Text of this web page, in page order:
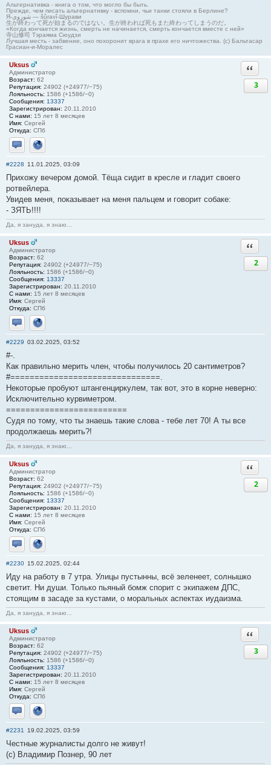
Альтернативка - книга о том, что могло бы быть.
Прежде, чем писать альтернативку - вспомни, чьи танки стояли в Берлине?
Я-شوروی — šûravî-Шурави
生が終わって死が始まるのではない。生が終われば死もまた終わってしまうのだ。
«Когда кончается жизнь, смерть не начинается, смерть кончается вместе с ней»
寺山修司 Тэраяма Сюудзи
Лучшая месть - забвение, оно похоронит врага в прахе его ничтожества. (с) Бальтасар
Грасиан-и-Моралес
Uksus
Администратор
Возраст: 62
Репутация: 24902 (+24977/−75)
Лояльность: 1586 (+1586/−0)
Сообщения: 13337
Зарегистрирован: 20.11.2010
С нами: 15 лет 8 месяцев
Имя: Сергей
Откуда: СПб
Отправить личное сообщение
Сайт
3
#2228 11.01.2025, 03:09
Прихожу вечером домой. Тёща сидит в кресле и гладит своего
ротвейлера.
Увидев меня, показывает на меня пальцем и говорит собаке:
- ЗЯТЬ!!!!
Да, я зануда, я знаю...
Uksus
Администратор
Возраст: 62
Репутация: 24902 (+24977/−75)
Лояльность: 1586 (+1586/−0)
Сообщения: 13337
Зарегистрирован: 20.11.2010
С нами: 15 лет 8 месяцев
Имя: Сергей
Откуда: СПб
Отправить личное сообщение
Сайт
2
#2229 03.02.2025, 03:52
#-.
Как правильно мерить член, чтобы получилось 20 сантиметров?
#===============================.
Некоторые пробуют штангенциркулем, так вот, это в корне неверно:
Исключительно курвиметром.
=========================
Судя по тому, что ты знаешь такие слова - тебе лет 70! А ты всe
продолжаешь мерить?!
Да, я зануда, я знаю...
Uksus
Администратор
Возраст: 62
Репутация: 24902 (+24977/−75)
Лояльность: 1586 (+1586/−0)
Сообщения: 13337
Зарегистрирован: 20.11.2010
С нами: 15 лет 8 месяцев
Имя: Сергей
Откуда: СПб
Отправить личное сообщение
Сайт
2
#2230 15.02.2025, 02:44
Иду на работу в 7 утра. Улицы пустынны, всё зеленеет, солнышко
светит. Ни души. Только пьяный бомж спорит с экипажем ДПС,
стоящим в засаде за кустами, о моральных аспектах иудаизма.
Да, я зануда, я знаю...
Uksus
Администратор
Возраст: 62
Репутация: 24902 (+24977/−75)
Лояльность: 1586 (+1586/−0)
Сообщения: 13337
Зарегистрирован: 20.11.2010
С нами: 15 лет 8 месяцев
Имя: Сергей
Откуда: СПб
Отправить личное сообщение
Сайт
3
#2231 19.02.2025, 03:59
Честные журналисты долго не живут!
(с) Владимир Познер, 90 лет